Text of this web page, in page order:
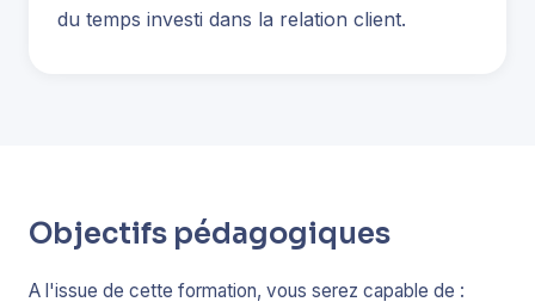
du temps investi dans la relation client.
Objectifs pédagogiques
A l'issue de cette formation, vous serez capable de :